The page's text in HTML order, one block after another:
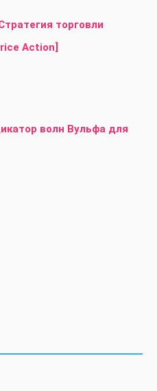
торговли
Action]
волн Вульфа для